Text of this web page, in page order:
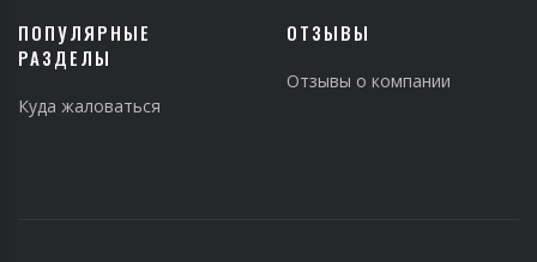
ПОПУЛЯРНЫЕ
РАЗДЕЛЫ
Куда жаловаться
ОТЗЫВЫ
Отзывы о компании